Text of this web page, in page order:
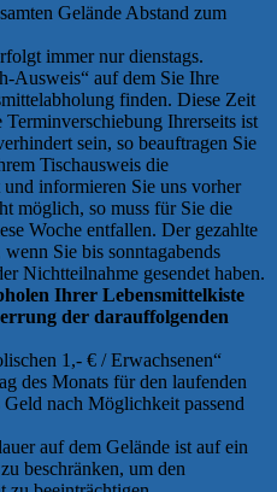
Gelände Abstand zum
immer nur dienstags.
Ausweis“ auf dem Sie Ihre
finden. Diese Zeit
Ihrerseits ist
sein, so beauftragen Sie
Tischausweis die
informieren Sie uns vorher
möglich, so muss für Sie die
Woche entfallen. Der gezahlte
Sie bis sonntagabends
Nichtteilnahme gesendet haben.
Ihrer Lebensmittelkiste
der darauffolgenden
1,- € / Erwachsenen“
des Monats für den laufenden
nach Möglichkeit passend
auf dem Gelände ist auf ein
beschränken, um den